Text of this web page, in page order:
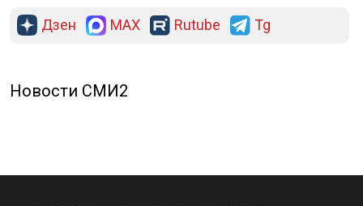
Дзен MAX Rutube Tg
Новости СМИ2